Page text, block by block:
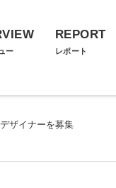
ー
REPORT
レポート
ザイナーを募集